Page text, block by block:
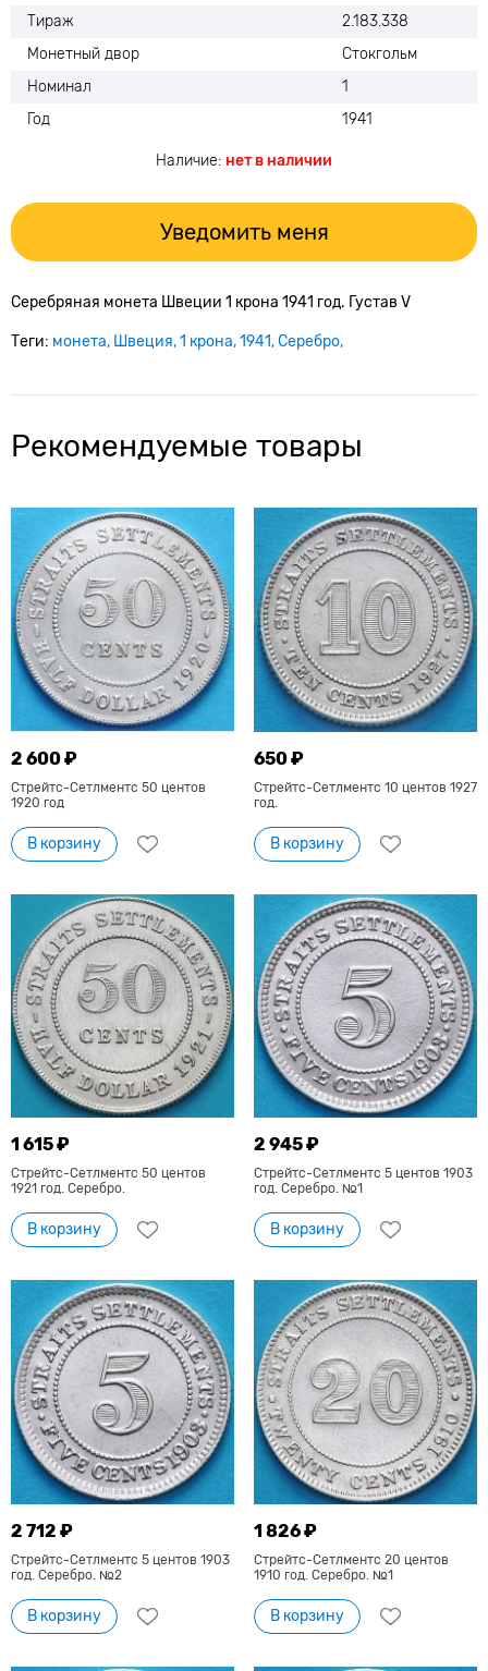
Тираж
2.183.338
Монетный двор
Стокгольм
Номинал
1
Год
1941
Наличие: нет в наличии
Уведомить меня
Серебряная монета Швеции 1 крона 1941 год. Густав V
Теги: монета Швеция 1 крона 1941 Серебро
Рекомендуемые товары
2 600 ₽
Стрейтс-Сетлментс 50 центов
1920 год
В корзину
650 ₽
Стрейтс-Сетлментс 10 центов 1927
год.
В корзину
1 615 ₽
Стрейтс-Сетлментс 50 центов
1921 год. Серебро.
В корзину
2 945 ₽
Стрейтс-Сетлментс 5 центов 1903
год. Серебро. №1
В корзину
2 712 ₽
Стрейтс-Сетлментс 5 центов 1903
год. Серебро. №2
В корзину
1 826 ₽
Стрейтс-Сетлментс 20 центов
1910 год. Серебро. №1
В корзину